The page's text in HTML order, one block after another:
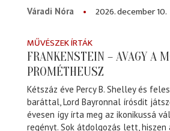
Váradi Nóra
2026. december 10.
MŰVÉSZEK ÍRTÁK
FRANKENSTEIN – AVAGY A
PROMÉTHEUSZ
Kétszáz éve Percy B. Shelley és
baráttal, Lord Bayronnal írósdit
évesen így írta meg az ikonikussá
regényt. Sok átdolgozás lett, hiszen